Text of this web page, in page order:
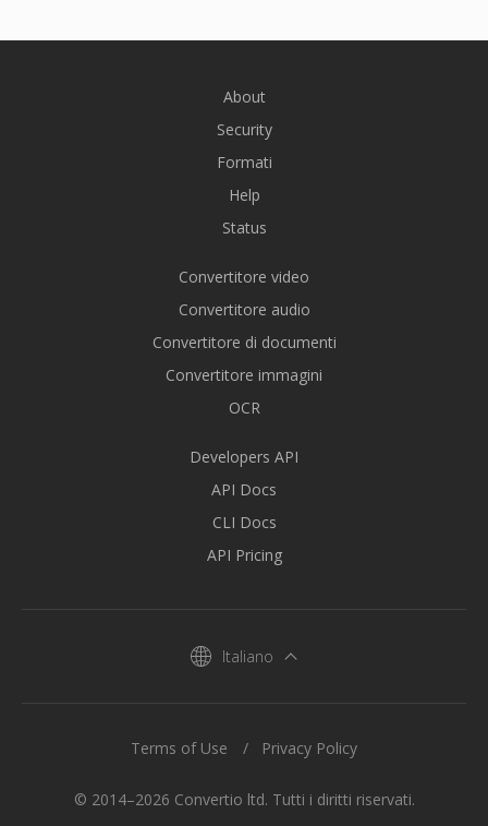
About
Security
Formati
Help
Status
Convertitore video
Convertitore audio
Convertitore di documenti
Convertitore immagini
OCR
Developers API
API Docs
CLI Docs
API Pricing
Italiano
© 2014–2026 Convertio ltd. Tutti i diritti riservati.
Terms of Use Privacy Policy